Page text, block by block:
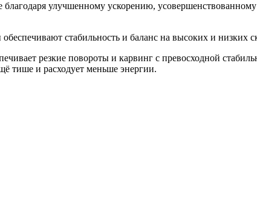
улучшенному ускорению,
стабильность и баланс на высоких и низких
резкие повороты и карвинг с превосходной
тише и расходует меньше энергии.